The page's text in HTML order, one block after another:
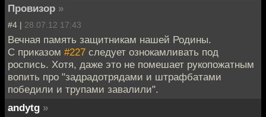
Провизор »
#4 | 28.07.12 17:43
Вечная память защитникам нашей Родины.
С приказом #227 следует ознокамливать под
роспись. Хотя, даже это не помешает рукопожатным
вопить про "задрадотрядами и штрафбатами
победили и трупами завалили".
andytg »